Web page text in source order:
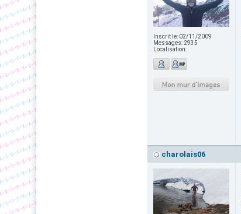
Inscrit le: 02/11/2009
Messages: 2935
Localisation:
charolais06